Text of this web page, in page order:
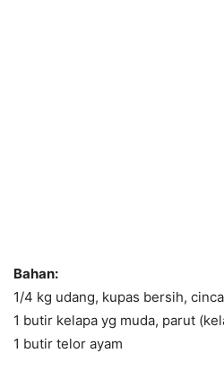
Bahan:
1/4 kg udang, kupas bersih,
1 butir kelapa yg muda, parut
1 butir telor ayam